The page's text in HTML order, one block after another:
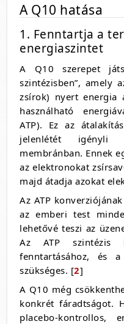
A Q10 hatása
1. Fenntartja a
energiaszintet
A Q10 szerepet
szintézisben”, amely
zsírok) nyert energia
használható
ATP). Ez az
jelenlétét igényli
membránban. Ennek
az elektronokat
majd átadja azokat
Az ATP
az emberi test
lehetővé teszi az
Az ATP szintézis
fenntartásához, és
szükséges. [2]
A Q10 még
konkrét fáradtságot.
placebo-kontrollos,